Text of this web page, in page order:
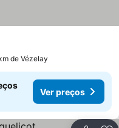
de Vézelay
Ver preços